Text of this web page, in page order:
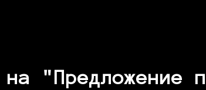
"Предложение